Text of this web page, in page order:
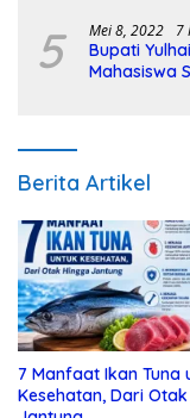
5 Mei 8, 2022 7
Bupati
Mahasiswa
Berita Artikel
7 Manfaat Ikan Tuna
Kesehatan, Dari